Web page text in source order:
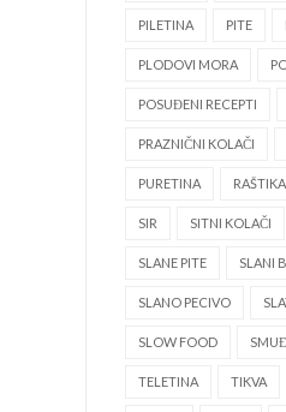
PILETINA PITE
PLODOVI MORA
POSUĐENI RECEPTI
PRAZNIČNI KOLAČI
PURETINA RAŠTIKA
SIR SITNI KOLAČI
SLANE PITE SLANI
SLANO PECIVO
SLOW FOOD
TELETINA TIKVA